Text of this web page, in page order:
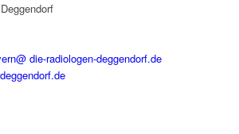
die-radiologen-deggendorf.de